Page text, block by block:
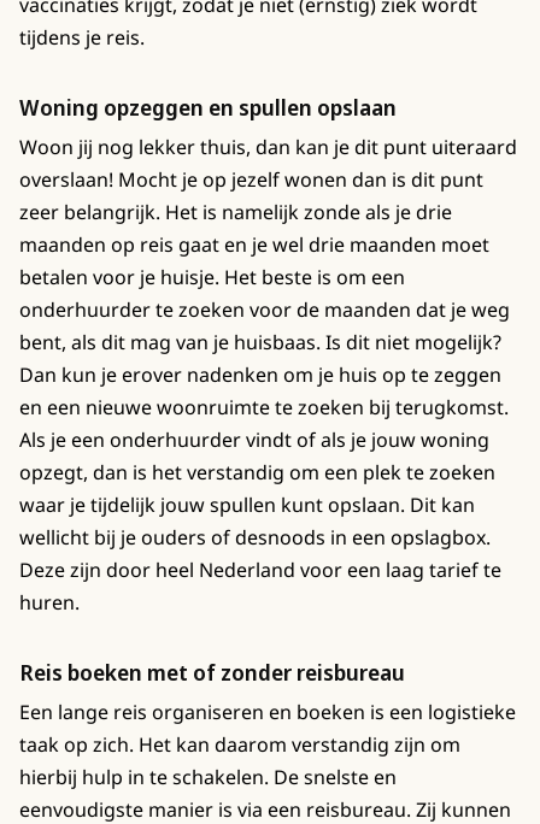
tijdens je reis.
Woning opzeggen en spullen opslaan
Woon jij nog lekker thuis, dan kan je dit punt uiteraard
overslaan! Mocht je op jezelf wonen dan is dit punt
zeer belangrijk. Het is namelijk zonde als je drie
maanden op reis gaat en je wel drie maanden moet
betalen voor je huisje. Het beste is om een
onderhuurder te zoeken voor de maanden dat je weg
bent, als dit mag van je huisbaas. Is dit niet mogelijk?
Dan kun je erover nadenken om je huis op te zeggen
en een nieuwe woonruimte te zoeken bij terugkomst.
Als je een onderhuurder vindt of als je jouw woning
opzegt, dan is het verstandig om een plek te zoeken
waar je tijdelijk jouw spullen kunt opslaan. Dit kan
wellicht bij je ouders of desnoods in een opslagbox.
Deze zijn door heel Nederland voor een laag tarief te
huren.
Reis boeken met of zonder reisbureau
Een lange reis organiseren en boeken is een logistieke
taak op zich. Het kan daarom verstandig zijn om
hierbij hulp in te schakelen. De snelste en
eenvoudigste manier is via een reisbureau. Zij kunnen